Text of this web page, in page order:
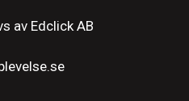
av Edclick AB